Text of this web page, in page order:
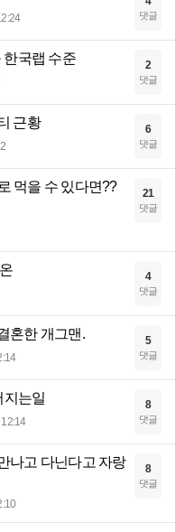
댓글
한국랩 수준 2
댓글
근황 6
댓글
먹을 수 있다면?? 21
댓글
4
댓글
혼한 개그맨. 5
댓글
지는일
12:14
8
댓글
나고 다닌다고 자랑
8
댓글